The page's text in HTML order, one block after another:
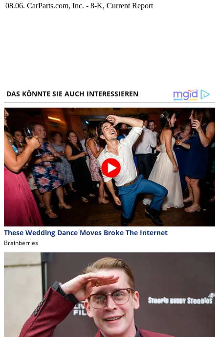
08.06. CarParts.com, Inc. - 8-K, Current Report